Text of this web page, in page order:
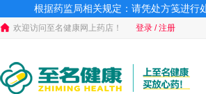
根据药监局相关规定：请凭处方笺进行
欢迎访问至名健康网上药店！ 登录 / 注册